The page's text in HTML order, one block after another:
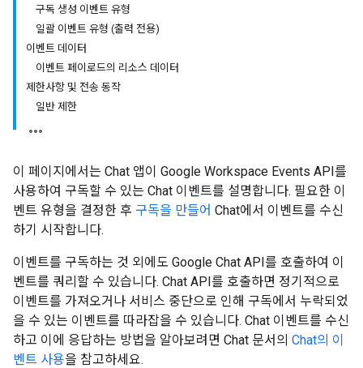
구독 생성 이벤트 유형
일괄 이벤트 유형 (출력 전용)
이벤트 데이터
이벤트 페이로드의 리소스 데이터
제한사항 및 전송 동작
일반 제한
이 페이지에서는 Chat 앱이 Google Workspace Events API를
사용하여 구독할 수 있는 Chat 이벤트를 설명합니다. 필요한 이
벤트 유형을 결정한 후 구독을 만들어 Chat에서 이벤트를 수신
하기 시작합니다.
이벤트를 구독하는 것 외에도 Google Chat API를 호출하여 이
벤트를 쿼리할 수 있습니다. Chat API를 호출하면 정기적으로
이벤트를 가져오거나 서비스 중단으로 인해 구독에서 누락되었
을 수 있는 이벤트를 따라잡을 수 있습니다. Chat 이벤트를 수신
하고 이에 응답하는 방법을 알아보려면 Chat 문서의 Chat의 이
벤트 사용을 참고하세요.